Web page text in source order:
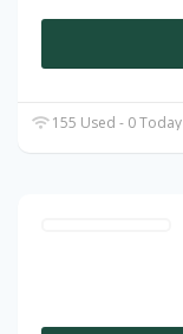
155 Used - 0 Today